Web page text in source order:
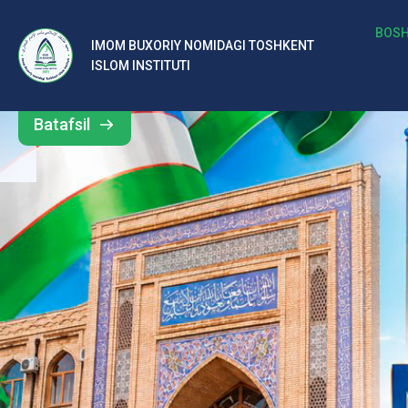
IMOM BUXORIY NOMIDAGI TOSHKENT
ISLOM INSTITUTI
b
al
ar
o‘
rt
a
si
d
Barcha
yangiliklar
Batafsil